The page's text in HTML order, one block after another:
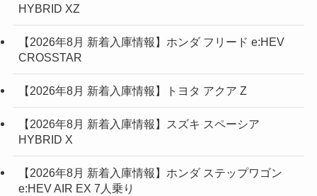
HYBRID XZ
【2026年8月 新着入庫情報】ホンダ フリード e:HEV
CROSSTAR
【2026年8月 新着入庫情報】トヨタ アクア Z
【2026年8月 新着入庫情報】スズキ スペーシア
HYBRID X
【2026年8月 新着入庫情報】ホンダ ステップワゴン
e:HEV AIR EX 7人乗り